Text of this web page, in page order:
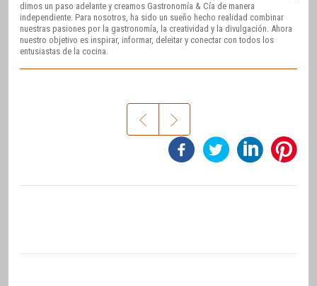
dimos un paso adelante y creamos Gastronomía & Cía de manera
independiente. Para nosotros, ha sido un sueño hecho realidad combinar
nuestras pasiones por la gastronomía, la creatividad y la divulgación. Ahora
nuestro objetivo es inspirar, informar, deleitar y conectar con todos los
entusiastas de la cocina.